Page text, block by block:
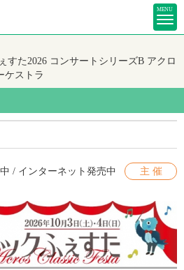
MENU
すた2026 コンサートシリーズB アクロ
ケストラ
/ インターネット発売中 主 催